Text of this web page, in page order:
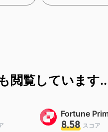
閲覧しています..
8.58 スコア